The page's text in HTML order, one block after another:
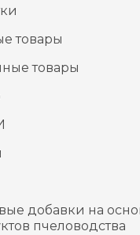
товары
товары
добавки на
пчеловодства